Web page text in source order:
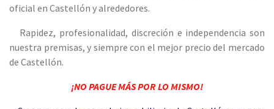
oficial en Castellón y alrededores.
Rapidez, profesionalidad, discreción e independencia son
nuestra premisas, y siempre con el mejor precio del mercado
de Castellón.
¡NO PAGUE MÁS POR LO MISMO!